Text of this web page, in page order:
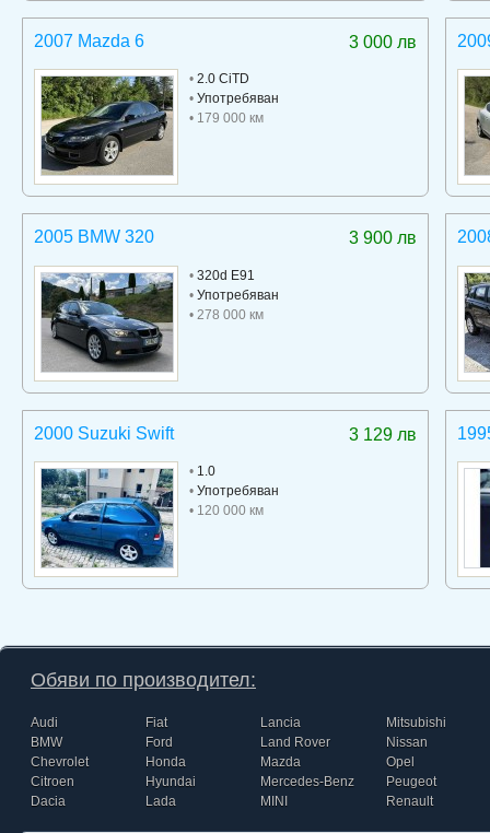
3 000 лв
2007 Mazda 6
• 2.0 CiTD
• Употребяван
• 179 000 км
3 900 лв
2005 BMW 320
• 320d E91
• Употребяван
• 278 000 км
3 129 лв
2000 Suzuki Swift
• 1.0
• Употребяван
• 120 000 км
Обяви по производител:
Audi
BMW
Chevrolet
Citroen
Dacia
Fiat
Ford
Honda
Hyundai
Lada
Lancia
Land Rover
Mazda
Mercedes-Benz
MINI
Mitsubishi
Nissan
Opel
Peugeot
Renault